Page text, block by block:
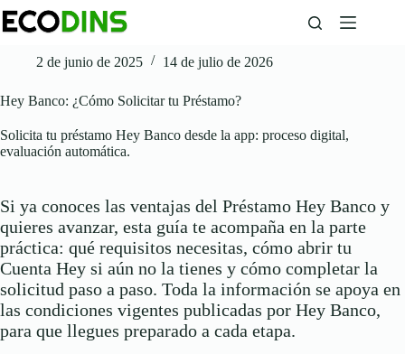
Saltar
al
2 de junio de 2025
14 de julio de 2026
Hey Banco: ¿Cómo Solicitar tu Préstamo?
Solicita tu préstamo Hey Banco desde la app: proceso digital,
evaluación automática.
Si ya conoces las ventajas del Préstamo Hey Banco y
quieres avanzar, esta guía te acompaña en la parte
práctica: qué requisitos necesitas, cómo abrir tu
Cuenta Hey si aún no la tienes y cómo completar la
solicitud paso a paso. Toda la información se apoya en
las condiciones vigentes publicadas por Hey Banco,
para que llegues preparado a cada etapa.